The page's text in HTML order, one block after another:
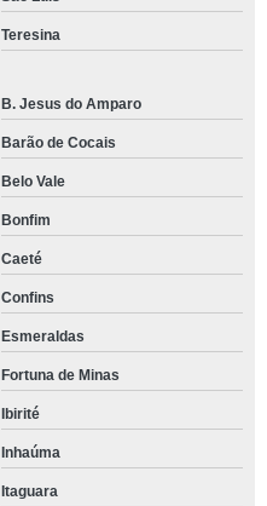
Teresina
B. Jesus do Amparo
Barão de Cocais
Belo Vale
Bonfim
Caeté
Confins
Esmeraldas
Fortuna de Minas
Ibirité
Inhaúma
Itaguara